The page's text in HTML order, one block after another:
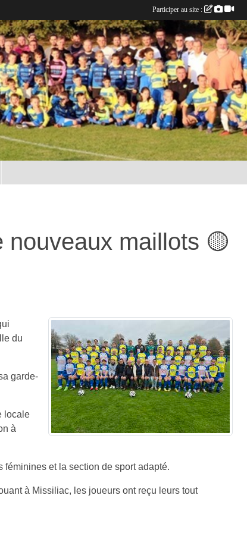
nouveaux maillots 🟡
du
garde-
locale
à
et la section de sport adapté.
à Missiliac, les joueurs ont reçu leurs tout
Participer au site :